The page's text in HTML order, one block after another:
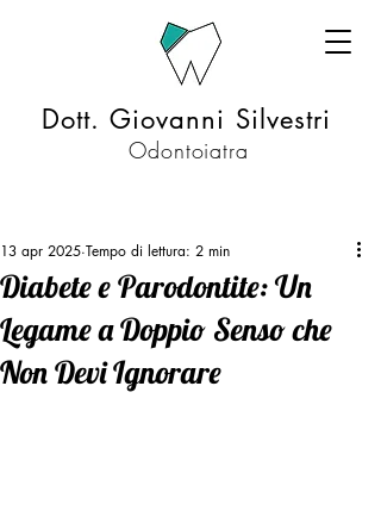
Dott. Giovanni Silvestri
Odontoiatra
Diabete e Parodontite: Un
Legame a Doppio Senso che
Non Devi Ignorare
13 apr 2025 Tempo di lettura: 2 min